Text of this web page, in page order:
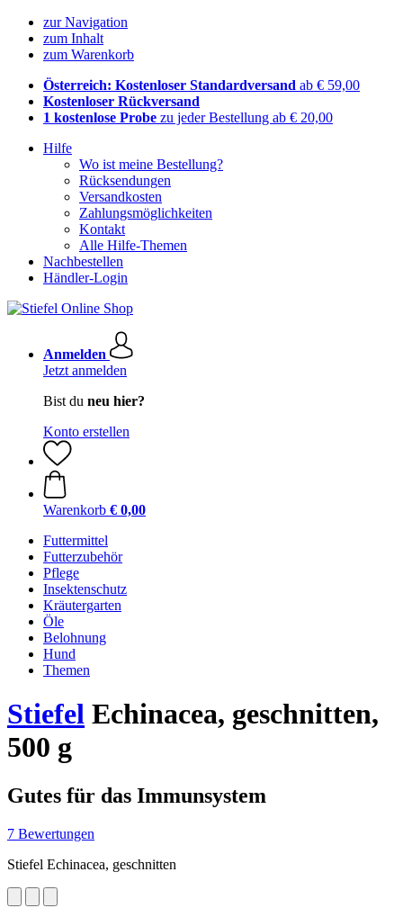
zur Navigation
zum Inhalt
zum Warenkorb
Österreich: Kostenloser Standardversand ab € 59,00
Kostenloser Rückversand
1 kostenlose Probe zu jeder Bestellung ab € 20,00
Hilfe
Wo ist meine Bestellung?
Rücksendungen
Versandkosten
Zahlungsmöglichkeiten
Kontakt
Alle Hilfe-Themen
Nachbestellen
Händler-Login
Anmelden
Jetzt anmelden
Bist du neu hier?
Konto erstellen
Warenkorb € 0,00
Futtermittel
Futterzubehör
Pflege
Insektenschutz
Kräutergarten
Öle
Belohnung
Hund
Themen
Stiefel Echinacea, geschnitten,
500 g
Gutes für das Immunsystem
7 Bewertungen
Stiefel Echinacea, geschnitten